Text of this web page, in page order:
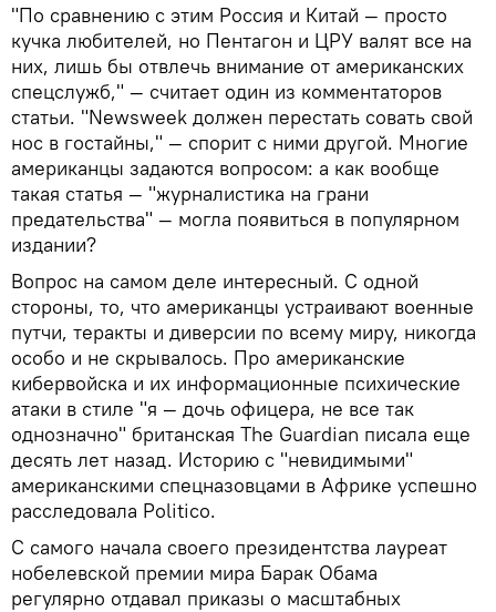
"По сравнению с этим Россия и Китай — просто
кучка любителей, но Пентагон и ЦРУ валят все на
них, лишь бы отвлечь внимание от американских
спецслужб," — считает один из комментаторов
статьи. "Newsweek должен перестать совать свой
нос в гостайны," — спорит с ними другой. Многие
американцы задаются вопросом: а как вообще
такая статья — "журналистика на грани
предательства" — могла появиться в популярном
издании?
Вопрос на самом деле интересный. С одной
стороны, то, что американцы устраивают военные
путчи, теракты и диверсии по всему миру, никогда
особо и не скрывалось. Про американские
кибервойска и их информационные психические
атаки в стиле "я — дочь офицера, не все так
однозначно" британская The Guardian писала еще
десять лет назад. Историю с "невидимыми"
американскими спецназовцами в Африке успешно
расследовала Politico.
С самого начала своего президентства лауреат
нобелевской премии мира Барак Обама
регулярно отдавал приказы о масштабных